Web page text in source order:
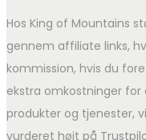
Hos King of Mountains
gennem affiliate links,
kommission, hvis du
ekstra omkostninger for
produkter og tjenester,
vurderet højt på